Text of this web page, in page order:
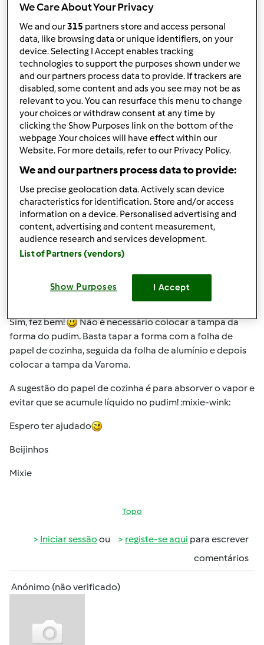
Eu coloquei papel de aluminio mas a tampa da forma do
pudim não. Tem de se colocar papel aluminio e depois
tapar a forma com a respectiva tampa e de seguida
colocar a tampa da varoma também?
Topo
Iniciar sessãoou registe-se aquipara escrever
comentários
Mixie (não verificado)
Qua, 2011-05-18 17:58
Sim, fez bem!
Não é necessário colocar a tampa da
forma do pudim. Basta tapar a forma com a folha de
papel de cozinha, seguida da folha de alumínio e depois
colocar a tampa da Varoma.
A sugestão do papel de cozinha é para absorver o vapor e
evitar que se acumule líquido no pudim! :mixie-wink:
Espero ter ajudado
Beijinhos
Mixie
Topo
Iniciar sessão ou registe-se aqui para escrever
comentários
Anónimo (não verificado)
We Care About Your Privacy
We and our315 partners store and access personal
data, like browsing data or unique identifiers, on your
device. Selecting I Accept enables tracking
technologies to support the purposes shown under we
and our partners process data to provide. If trackers are
disabled, some content and ads you see may not be as
relevant to you. You can resurface this menu to change
your choices or withdraw consent at any time by
clicking the Show Purposes link on the bottom of the
webpage .Your choices will have effect within our
Website. For more details, refer to our Privacy Policy.
We and our partners process data to provide:
Use precise geolocation data. Actively scan device
characteristics for identification. Store and/or access
information on a device. Personalised advertising and
content, advertising and content measurement,
audience research and services development.
List of Partners (vendors)
Show Purposes I Accept